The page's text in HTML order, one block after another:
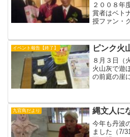
２００８年
賞者はベト
授ファン・
ベトナム戦
的な打撃を
イベント報告【終了】 ピンク火
８月３日（
火山灰で遊
の前庭の崖
した。講座
教室でした
九官鳥だより 縄文人
今年も丹波
ました（7/